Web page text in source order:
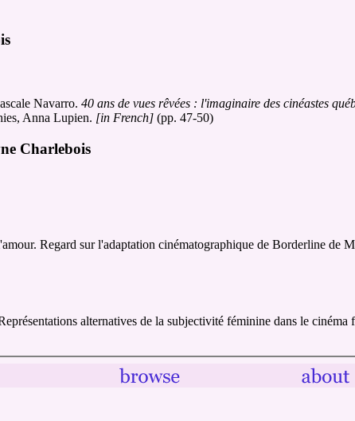
Navarro. 40 ans de vues rêvées : l'imaginaire des cinéastes
Anna Lupien. [in French] (pp. 47-50)
Charlebois
Regard sur l'adaptation cinématographique de Borderline de
alternatives de la subjectivité féminine dans le